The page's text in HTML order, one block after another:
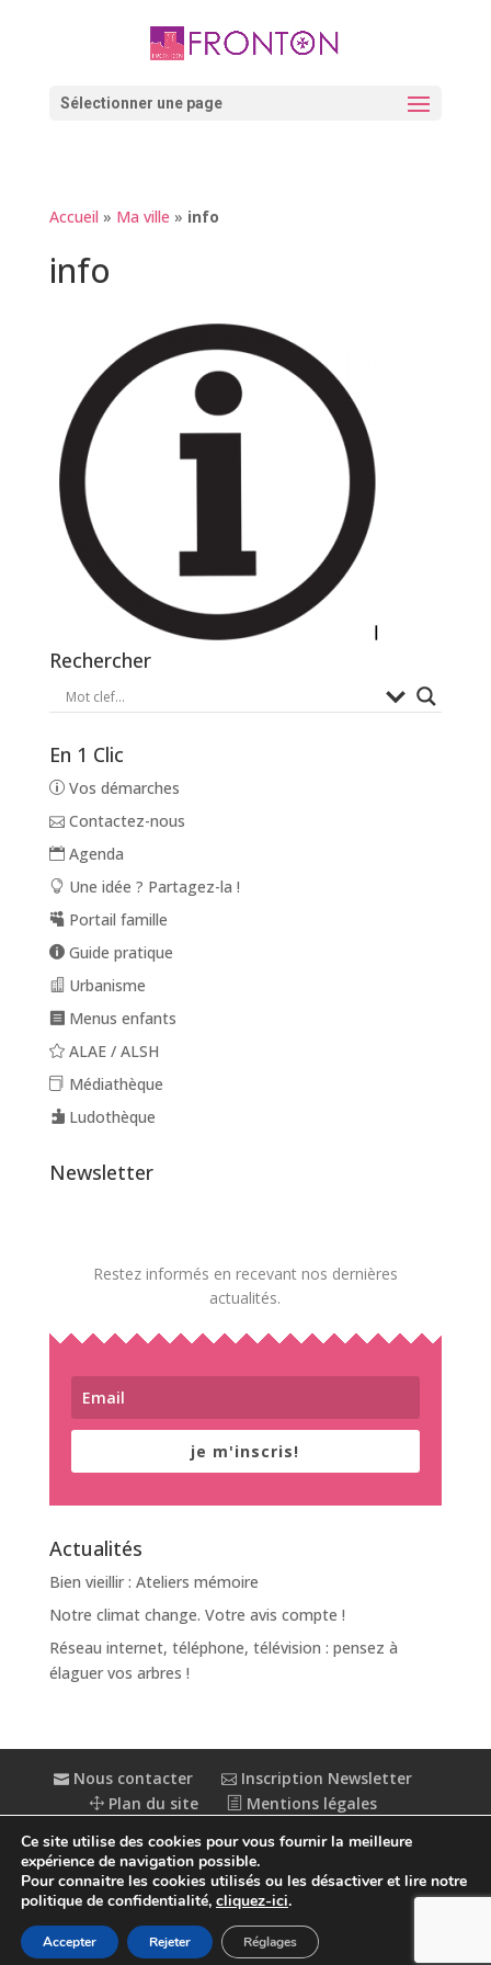
Sélectionner une page
Accueil » Ma ville » info
info
Rechercher
En 1 Clic
Vos démarches
Contactez-nous
Agenda
Une idée ? Partagez-la !
Portail famille
Guide pratique
Urbanisme
Menus enfants
ALAE / ALSH
Médiathèque
Ludothèque
Newsletter
Restez informés en recevant nos dernières
actualités.
je m'inscris!
Actualités
Bien vieillir : Ateliers mémoire
Notre climat change. Votre avis compte !
Réseau internet, téléphone, télévision : pensez à
élaguer vos arbres !
Nous contacter
Inscription Newsletter
Plan du site
Mentions légales
Accessibilité : partiellement conforme
© Conception Agence CosiWeb
Ce site utilise des cookies pour vous fournir la meilleure
expérience de navigation possible.
Pour connaitre les cookies utilisés ou les désactiver et lire notre
politique de confidentialité, cliquez-ici.
Accepter Rejeter Réglages